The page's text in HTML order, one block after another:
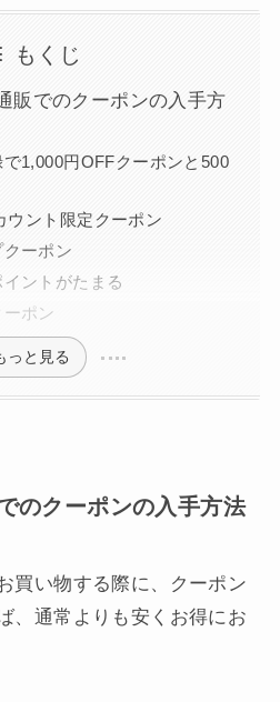
もくじ
販でのクーポンの入手方
1,000円OFFクーポンと500
ウント限定クーポン
ーポン
ントがたまる
ポン
っと見る
のクーポンの入手方法
買い物する際に、クーポン
、通常よりも安くお得にお